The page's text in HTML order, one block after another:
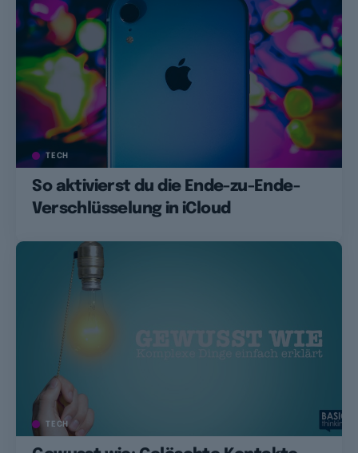
TECH
So aktivierst du die Ende-zu-Ende-
Verschlüsselung in iCloud
TECH